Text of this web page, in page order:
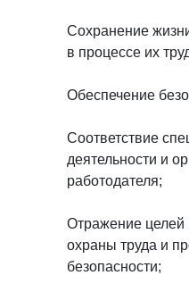
Сохранение
в процессе их
Обеспечение
Соответствие
деятельности и
работодателя;
Отражение целей
охраны труда и
безопасности;